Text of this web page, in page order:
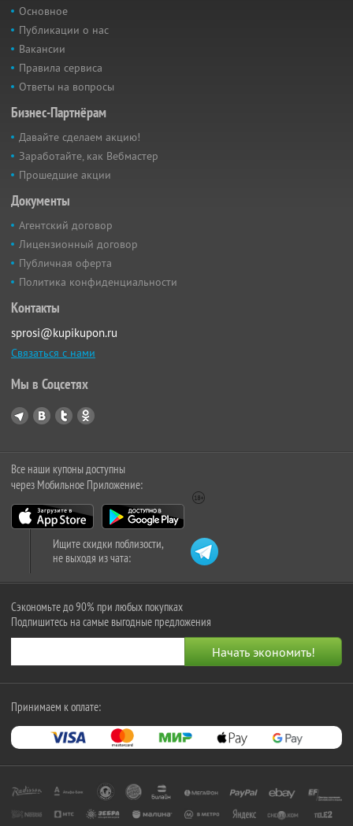
Основное
Публикации о нас
Вакансии
Правила сервиса
Ответы на вопросы
Бизнес-Партнёрам
Давайте сделаем акцию!
Заработайте, как Вебмастер
Прошедшие акции
Документы
Агентский договор
Лицензионный договор
Публичная оферта
Политика конфиденциальности
Контакты
sprosi@kupikupon.ru
Связаться с нами
Мы в Соцсетях
Все наши купоны доступны
через Мобильное Приложение:
Ищите скидки поблизости,
не выходя из чата:
Сэкономьте до 90% при любых покупках
Подпишитесь на самые выгодные предложения
Принимаем к оплате: